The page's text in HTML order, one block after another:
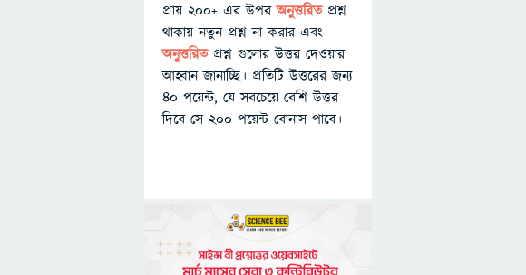
প্রায় ২০০+ এর উপরঅনুত্তরিতপ্রশ্ন
থাকায় নতুন প্রশ্ন না করার এবং
অনুত্তরিত প্রশ্ন গুলোর উত্তর দেওয়ার
আহ্বান জানাচ্ছি। প্রতিটি উত্তরের জন্য
৪০ পয়েন্ট, যে সবচেয়ে বেশি উত্তর
দিবে সে ২০০ পয়েন্ট বোনাস পাবে।